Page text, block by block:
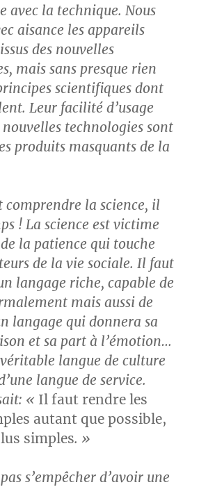
avec la technique. Nous
aisance les appareils
des nouvelles
mais sans presque rien
scientifiques dont
Leur facilité d’usage
nouvelles technologies sont
produits masquants de la
comprendre la science, il
! La science est victime
la patience qui touche
de la vie sociale. Il faut
langage riche, capable de
mais aussi de
langage qui donnera sa
et sa part à l’émotion…
langue de culture
langue de service.
« Il faut rendre les
autant que possible,
simples. »
s’empêcher d’avoir une